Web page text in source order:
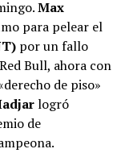
Max
para pelear el
por un fallo
Bull, ahora con
de piso»
logró
de